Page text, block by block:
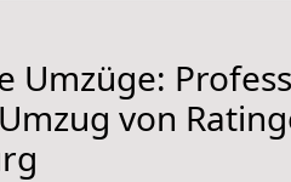
Umzüge:
von